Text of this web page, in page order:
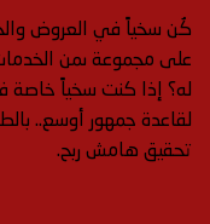
كُن سخياً في العروض
على مجموعة ىمن
له؟ إذا كنت سخياً خاصة
لقاعدة جمهور أوسع..
تحقيق هامش ربح.